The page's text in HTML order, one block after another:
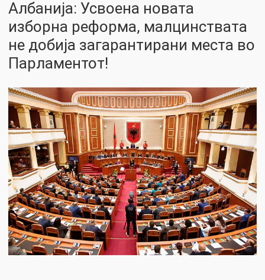
Албанија: Усвоена новата
изборна реформа, малцинствата
не добија загарантирани места во
Парламентот!